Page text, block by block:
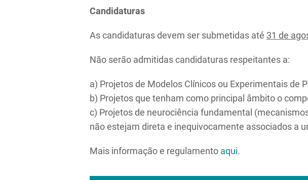
Candidaturas
As candidaturas devem ser submetidas até 31 de
Não serão admitidas candidaturas respeitantes a:
a) Projetos de Modelos Clínicos ou Experimentais de
b) Projetos que tenham como principal âmbito o
c) Projetos de neurociência fundamental
não estejam direta e inequivocamente associados a
Mais informação e regulamento aqui.